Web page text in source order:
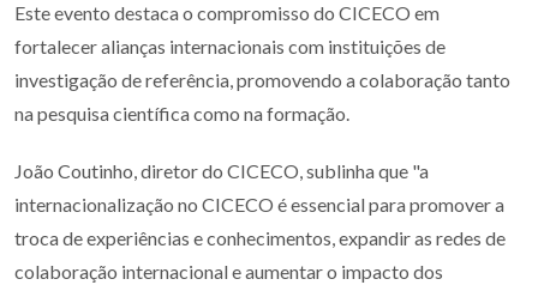
Este evento destaca o compromisso do CICECO em
fortalecer alianças internacionais com instituições de
investigação de referência, promovendo a colaboração tanto
na pesquisa científica como na formação.
João Coutinho, diretor do CICECO, sublinha que "a
internacionalização no CICECO é essencial para promover a
troca de experiências e conhecimentos, expandir as redes de
colaboração internacional e aumentar o impacto dos